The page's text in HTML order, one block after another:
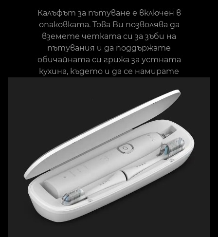
Калъфът за пътуване е включен в
опаковката. Това Ви позволява да
вземете четката си за зъби на
пътувания и да поддържате
обичайната си грижа за устната
кухина, където и да се намирате